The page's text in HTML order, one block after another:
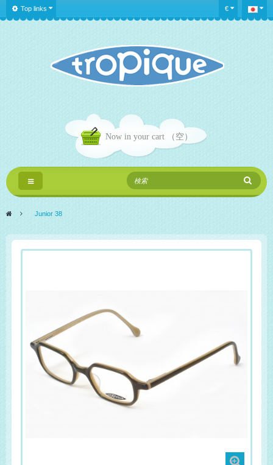
€
Top links
Now in your cart （空）
Toggle
navigation
> Junior 38